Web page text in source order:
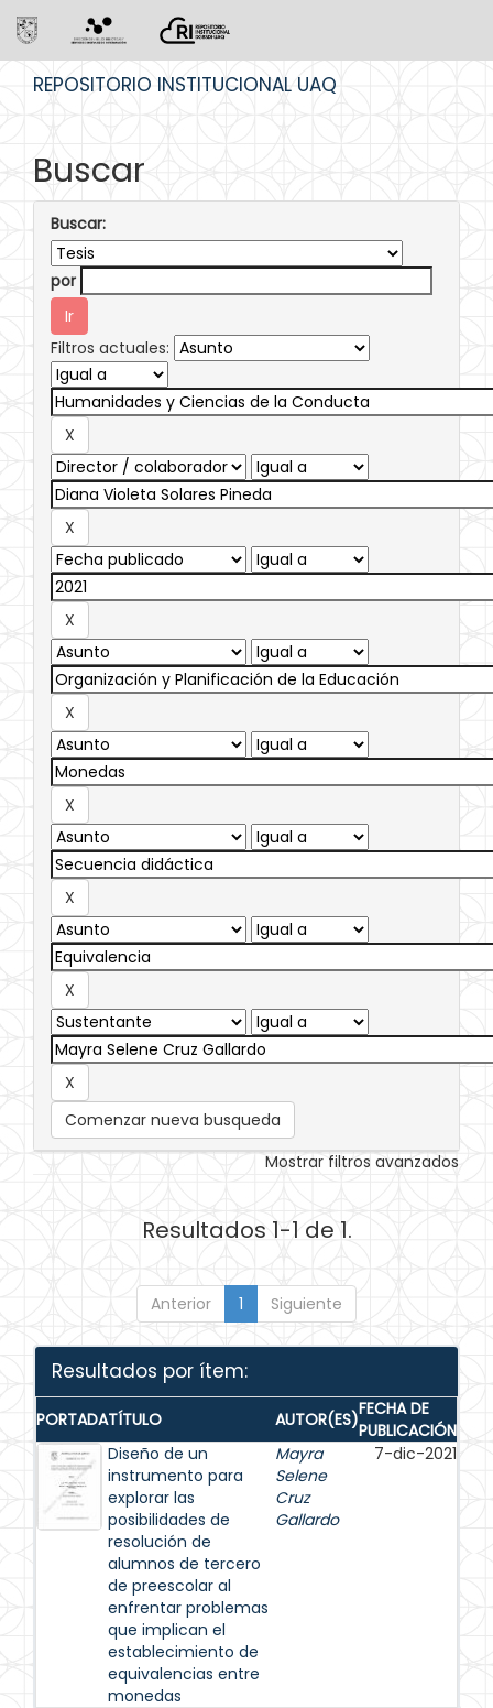
REPOSITORIO INSTITUCIONAL UAQ
Buscar
Buscar:
por
Filtros actuales:
Comenzar nueva busqueda
Mostrar filtros avanzados
Resultados 1-1 de 1.
Anterior 1 Siguiente
Resultados por ítem:
PORTADATÍTULO AUTOR(ES)FECHA DE
PUBLICACIÓN
Diseño de un
instrumento para
explorar las
posibilidades de
resolución de
alumnos de tercero
de preescolar al
enfrentar problemas
que implican el
establecimiento de
equivalencias entre
monedas
Mayra
Selene
Cruz
Gallardo
7-dic-2021